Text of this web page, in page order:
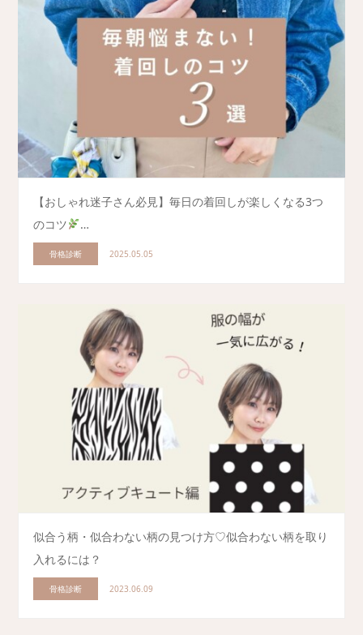
【おしゃれ迷子さん必見】毎日の着回しが楽しくなる3つ
のコツ
…
骨格診断 2025.05.05
似合う柄・似合わない柄の見つけ方♡似合わない柄を取り
入れるには？
骨格診断 2023.06.09